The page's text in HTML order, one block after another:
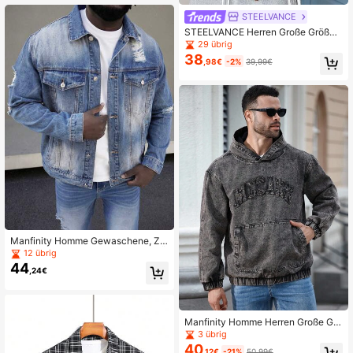
Manfinity Homme Gewaschene, Ze
rrissene Jeansjacke Für Herren In Ü
bergröße
12 übrig
44 ,24€
STEELVANCE
STEELVANCE Herren Große Größen
Patchwork Ärmel Dunkelblau Deni
m Kragen Kurzarm Jacke
29 übrig
38 ,98€ -2% 39,99€
Manfinity Homme Herren Große Grö
ßen Lässige Outdoor Mode Langar
m Denim Jacke, Herren Säurewasc
3 übrig
40